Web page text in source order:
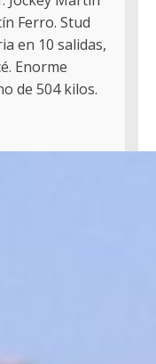
Ferro. Stud
en 10 salidas,
Enorme
de 504 kilos.